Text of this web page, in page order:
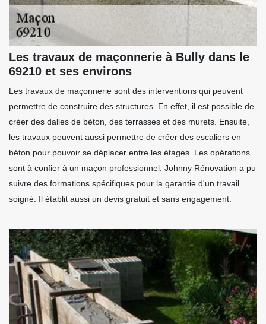
Les travaux de maçonnerie à Bully dans le
69210 et ses environs
Les travaux de maçonnerie sont des interventions qui peuvent
permettre de construire des structures. En effet, il est possible de
créer des dalles de béton, des terrasses et des murets. Ensuite,
les travaux peuvent aussi permettre de créer des escaliers en
béton pour pouvoir se déplacer entre les étages. Les opérations
sont à confier à un maçon professionnel. Johnny Rénovation a pu
suivre des formations spécifiques pour la garantie d'un travail
soigné. Il établit aussi un devis gratuit et sans engagement.